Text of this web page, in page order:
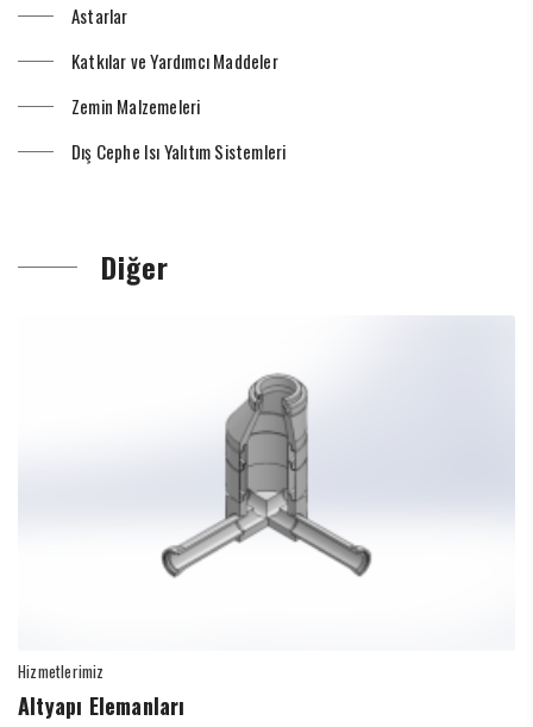
Astarlar
Katkılar ve Yardımcı Maddeler
Zemin Malzemeleri
Dış Cephe Isı Yalıtım Sistemleri
Diğer
Hizmetlerimiz
Altyapı Elemanları